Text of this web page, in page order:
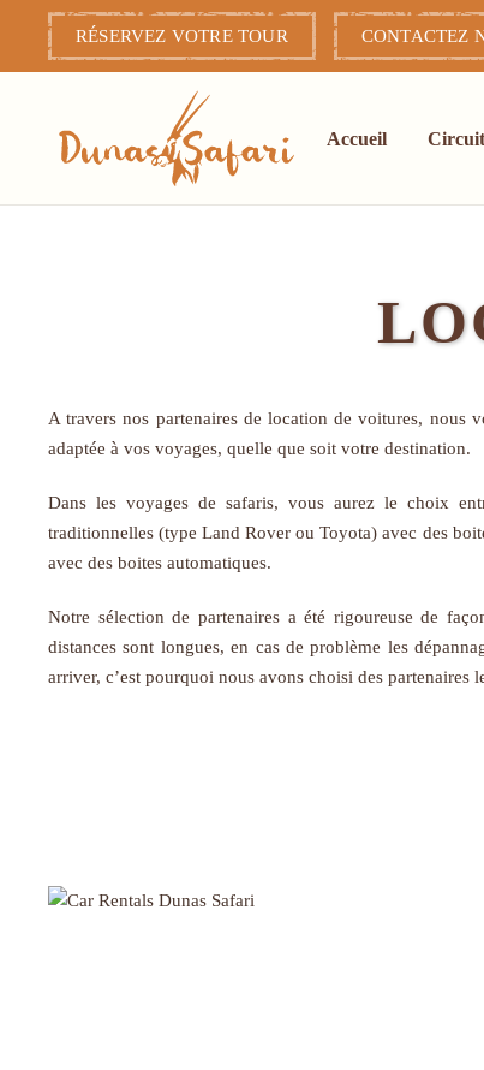
Accéder au contenu principal
RÉSERVEZ VOTRE TOUR CONTACTEZ
Accueil
A travers nos partenaires de location de voitures, nous
adaptée à vos voyages, quelle que soit votre destination.
Dans les voyages de safaris, vous aurez le choix
traditionnelles (type Land Rover ou Toyota) avec des
avec des boites automatiques.
Notre sélection de partenaires a été rigoureuse de
distances sont longues, en cas de problème les
arriver, c’est pourquoi nous avons choisi des partenaires